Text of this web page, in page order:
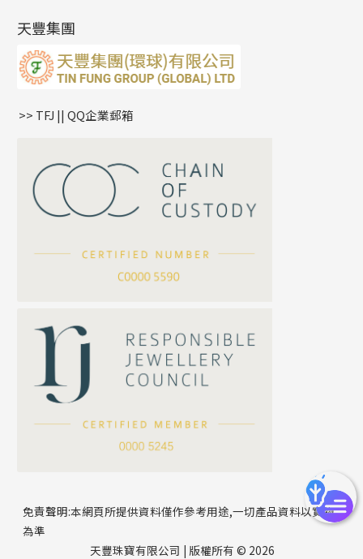
公司名稱
聯絡電話
雙十字鏈系列
水波鏈系列
蛇骨鏈系列
鏈尾系列
嘴唇鏈系列
S車花鏈系列
珍珠鏈系列
坦克鏈系列
滿天星鏈系列
方假繩鏈系列
耳環扣系列
耳綫/耳鈎系列
耳環爪頭
耳環
字母吊墜
相盒吊墜
項鏈吊墜
生肖吊墜
星座吊墜
珠扣
天豐集團
>> TFJ || QQ企業郵箱
免責聲明:本網頁所提供資料僅作參考用途,一切產品資料以實物
為準
天豐珠寶有限公司 | 版權所有 © 2026